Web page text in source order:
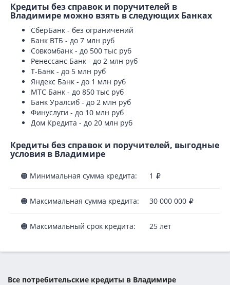
Кредиты без справок и поручителей в
Владимире можно взять в следующих Банках
СберБанк - без ограничений
Банк ВТБ - до 7 млн руб
Совкомбанк - до 500 тыс руб
Ренессанс Банк - до 2 млн руб
Т-Банк - до 5 млн руб
Яндекс Банк - до 1 млн руб
МТС Банк - до 850 тыс руб
Банк Уралсиб - до 2 млн руб
Финуслуги - до 10 млн руб
Дом Кредита - до 20 млн руб
Кредиты без справок и поручителей, выгодные
условия в Владимире
🟠 Минимальная сумма кредита: 1
🟠 Максимальная сумма кредита: 30 000 000
🟠 Максимальный срок кредита: 25 лет
Все потребительские кредиты в Владимире